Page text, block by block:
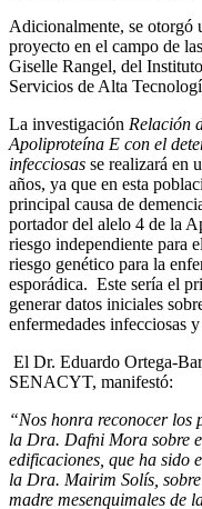
Adicionalmente, se otorgó
proyecto en el campo de
Giselle Rangel, del
Servicios de Alta
La investigación Relación
Apoliproteína E con el
infecciosas se realizará en
años, ya que en esta
principal causa de
portador del alelo 4 de la
riesgo independiente para
riesgo genético para la
esporádica. Este sería el
generar datos iniciales
enfermedades infecciosas
El Dr. Eduardo Ortega-
SENACYT, manifestó:
“Nos honra reconocer los
la Dra. Dafni Mora sobre
edificaciones, que ha sido
la Dra. Mairim Solís,
madre mesenquimales de